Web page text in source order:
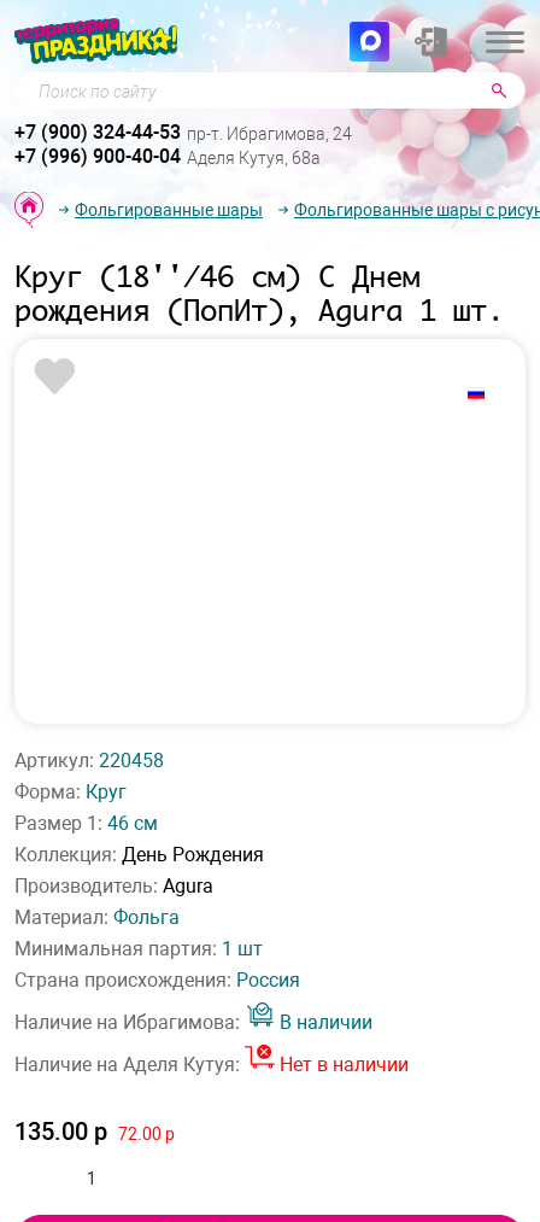
Поиск по сайту
+7 (900) 324-44-53 пр-т. Ибрагимова, 24
+7 (996) 900-40-04 Аделя Кутуя, 68а
Фольгированные шары Фольгированные шары с
Круг (18''/46 см) С Днем
рождения (ПопИт), Agura 1 шт.
Артикул: 220458
Форма: Круг
Размер 1: 46 см
Коллекция: День Рождения
Производитель: Agura
Материал: Фольга
Минимальная партия: 1 шт
Страна происхождения: Россия
Наличие на Ибрагимова:
В наличии
Наличие на Аделя Кутуя:
Нет в наличии
135.00 р 72.00 р